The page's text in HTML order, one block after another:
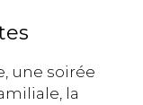
une soirée
la